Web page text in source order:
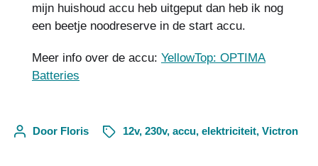
mijn huishoud accu heb uitgeput dan heb ik nog
een beetje noodreserve in de start accu.
Meer info over de accu: YellowTop: OPTIMA
Batteries
Door Floris 12v, 230v, accu, elektriciteit, Victron